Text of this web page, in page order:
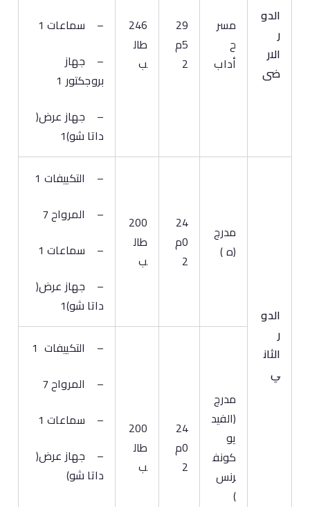
الدو
ر
الار
ضى
مسر
ح
أداب
29
5م
2
246
طال
ب
– سماعات 1
– جهاز
بروجكتور 1
– جهاز عرض(
داتا شو)1
الدو
ر
الثان
ي
مدرج
(ه )
24
0م
2
200
طال
ب
– التكييفات 1
– المرواح 7
– سماعات 1
– جهاز عرض(
داتا شو)1
مدرج
(الفيد
يو
كونف
رنس
)
24
0م
2
200
طال
ب
– التكييفات 1
– المرواح 7
– سماعات 1
– جهاز عرض(
داتا شو)